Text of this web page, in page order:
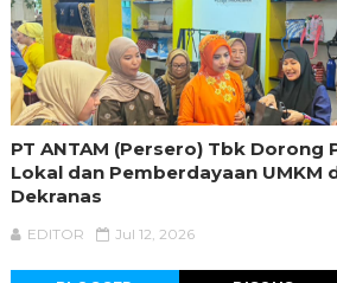
PT ANTAM (Persero) Tbk
Lokal dan Pemberdayaan UMKM
Dekranas
EDITOR Jul 12, 2026